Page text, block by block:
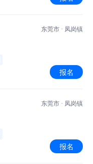
东莞市 · 凤岗镇
报名
东莞市 · 凤岗镇
报名